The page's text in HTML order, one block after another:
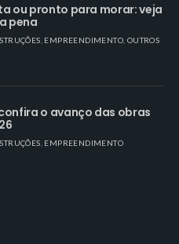
ou pronto para morar: veja
pena
EMPREENDIMENTO OUTROS
o avanço das obras
EMPREENDIMENTO